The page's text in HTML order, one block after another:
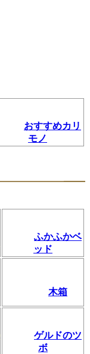
おすすめカリ
モノ
ふかふかベ
ッド
木箱
ゲルドのツ
ボ